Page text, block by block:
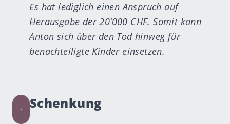
Es hat lediglich einen Anspruch auf
Herausgabe der 20‘000 CHF. Somit kann
Anton sich über den Tod hinweg für
benachteiligte Kinder einsetzen.
Schenkung